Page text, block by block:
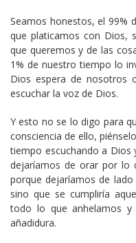
Seamos honestos, el 99%
que platicamos con Dios,
que queremos y de las
1% de nuestro tiempo lo
Dios espera de nosotros
escuchar la voz de Dios.
Y esto no se lo digo para
consciencia de ello,
tiempo escuchando a Dios
dejaríamos de orar por lo
porque dejaríamos de
sino que se cumpliría
todo lo que anhelamos
añadidura.